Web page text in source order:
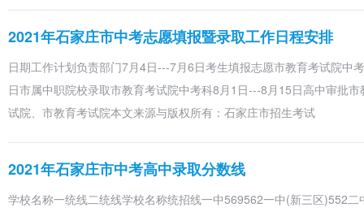
2021年石家庄市中考志愿填报暨录取工作日程安排
日期工作计划负责部门7月4日---7月6日考生填报志愿市教育考试院
日市属中职院校录取市教育考试院中考科8月1日---8月15日高中审批
试院、市教育考试院本文来源与版权所有：石家庄市招生考试
2021年石家庄市中考高中录取分数线
学校名称一统线二统线学校名称统招线一中569562一中(新三区)552